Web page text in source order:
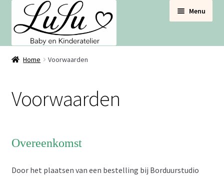
door
naar
navigatie
naar
de
inhoud
Menu
BABYNESTJES
SETS VOORDEEL
Home Voorwaarden
Voorwaarden
Overeenkomst
Door het plaatsen van een bestelling bij Borduurstudio